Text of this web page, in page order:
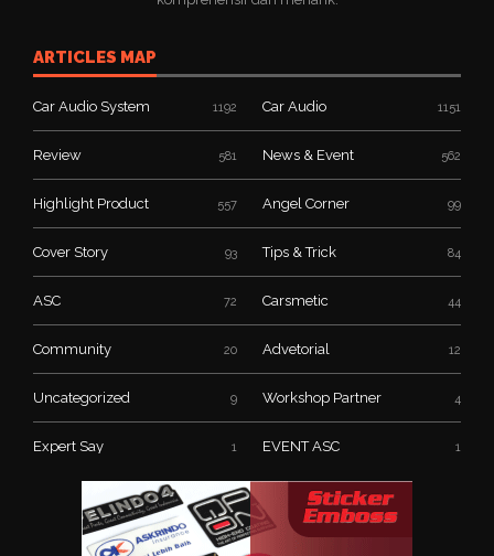
ARTICLES MAP
Car Audio System 1192 Car Audio 1151
Review 581 News & Event 562
Highlight Product 557 Angel Corner 99
Cover Story 93 Tips & Trick 84
ASC 72 Carsmetic 44
Community 20 Advetorial 12
Uncategorized 9 Workshop Partner 4
Expert Say 1 EVENT ASC 1